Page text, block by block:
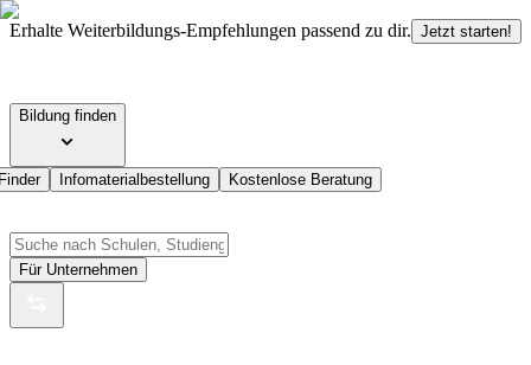
Erhalte Weiterbildungs-Empfehlungen passend zu dir. Jetzt starten!
Bildung finden
Infomaterialbestellung Kostenlose Beratung
Für Unternehmen